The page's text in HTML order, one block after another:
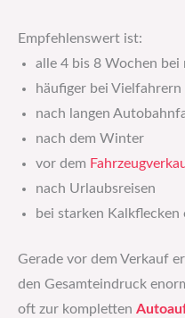
Empfehlenswert ist:
alle 4 bis 8 Wochen
häufiger bei Vielfahrern
nach langen
nach dem Winter
vor dem
nach Urlaubsreisen
bei starken Kalkflecken
Gerade vor dem Verkauf
den Gesamteindruck
oft zur kompletten